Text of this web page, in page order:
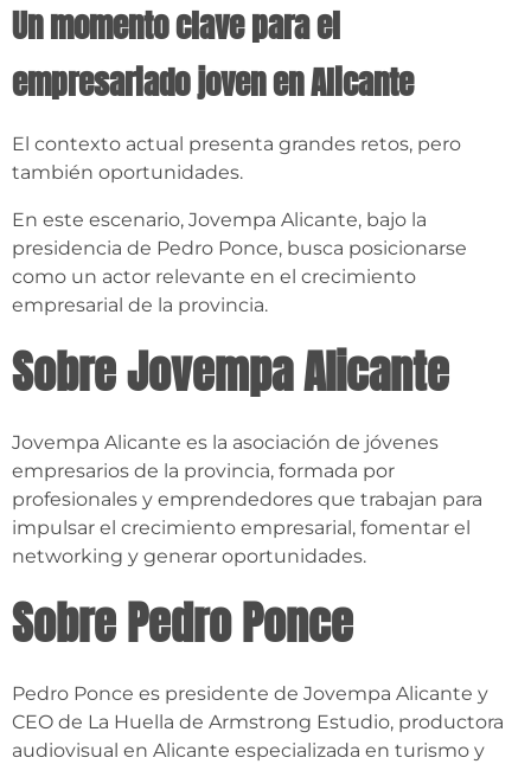
Un momento clave para el
empresariado joven en Alicante
El contexto actual presenta grandes retos, pero
también oportunidades.
En este escenario, Jovempa Alicante, bajo la
presidencia de Pedro Ponce, busca posicionarse
como un actor relevante en el crecimiento
empresarial de la provincia.
Sobre Jovempa Alicante
Jovempa Alicante es la asociación de jóvenes
empresarios de la provincia, formada por
profesionales y emprendedores que trabajan para
impulsar el crecimiento empresarial, fomentar el
networking y generar oportunidades.
Sobre Pedro Ponce
Pedro Ponce es presidente de Jovempa Alicante y
CEO de La Huella de Armstrong Estudio, productora
audiovisual en Alicante especializada en turismo y